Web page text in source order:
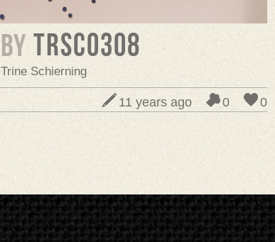
BY trsc0308
Trine Schierning
0
0
11 years ago